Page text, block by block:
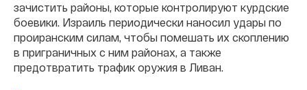
зачистить районы, которые контролируют курдские
боевики. Израиль периодически наносил удары по
проиранским силам, чтобы помешать их скоплению
в приграничных с ним районах, а также
предотвратить трафик оружия в Ливан.